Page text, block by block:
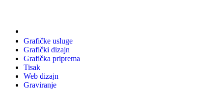
Grafičke usluge
Grafički dizajn
Grafička priprema
Tisak
Web dizajn
Graviranje